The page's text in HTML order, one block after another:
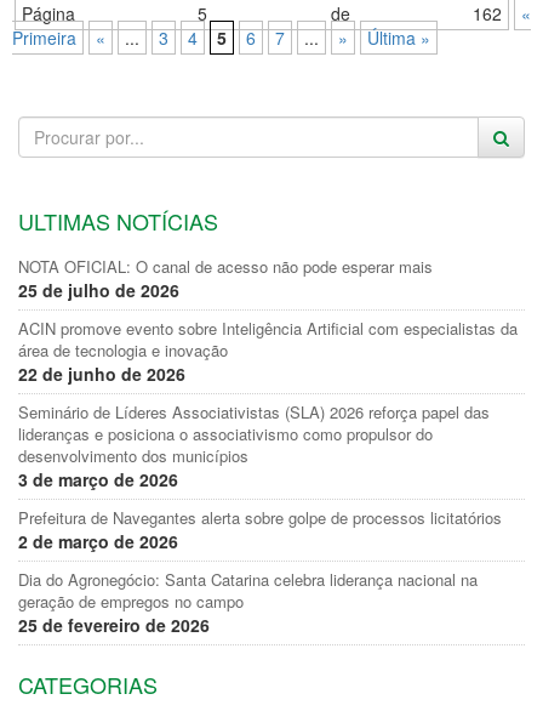
Página 5 de 162
«
Primeira
« ... 3 4 5 6 7 ... » Última »
ULTIMAS NOTÍCIAS
NOTA OFICIAL: O canal de acesso não pode esperar mais
25 de julho de 2026
ACIN promove evento sobre Inteligência Artificial com especialistas da
área de tecnologia e inovação
22 de junho de 2026
Seminário de Líderes Associativistas (SLA) 2026 reforça papel das
lideranças e posiciona o associativismo como propulsor do
desenvolvimento dos municípios
3 de março de 2026
Prefeitura de Navegantes alerta sobre golpe de processos licitatórios
2 de março de 2026
Dia do Agronegócio: Santa Catarina celebra liderança nacional na
geração de empregos no campo
25 de fevereiro de 2026
CATEGORIAS